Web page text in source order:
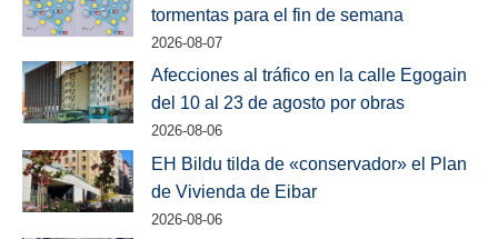
tormentas para el fin de semana
2026-08-07
Afecciones al tráfico en la calle Egogain
del 10 al 23 de agosto por obras
2026-08-06
EH Bildu tilda de «conservador» el Plan
de Vivienda de Eibar
2026-08-06